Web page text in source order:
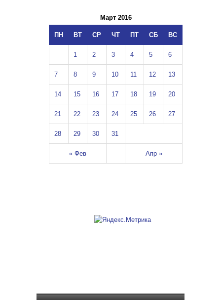
Март 2016
ПН ВТ СР ЧТ ПТ СБ ВС
« Фев Апр »
1 2 3 4 5 6
7 8 9 10 11 12 13
14 15 16 17 18 19 20
21 22 23 24 25 26 27
28 29 30 31